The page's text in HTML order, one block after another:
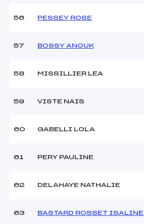
56 PESSEY ROSE
57 BOSSY ANOUK
58 MISSILLIER LEA
59 VISTE NAIS
60 GABELLI LOLA
61 PERY PAULINE
62 DELAHAYE NATHALIE
63 BASTARD ROSSET ISALINE